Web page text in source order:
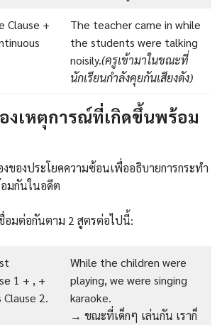
Clause +
The teacher came in while
the students were talking
noisily.(ครูเข้ามาในขณะที่
นักเรียนกำลังคุยกันเสียงดัง)
งเหตุการณ์ที่เกิดขึ้นพร้อม
ของประโยคความซ้อนเพื่ออธิบายการกระทำ
มกันในอดีต
อมต่อกันตาม 2 สูตรต่อไปนี้:
1 + , +
2.
While the children were
playing, we were singing
karaoke.
→ ขณะที่เด็กๆ เล่นกัน เราก็